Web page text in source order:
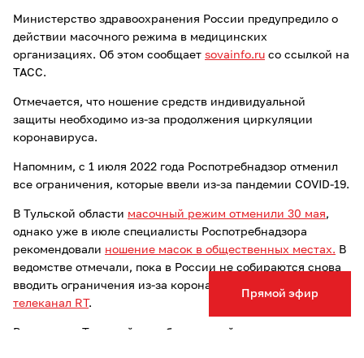
Прямой эфир
Министерство здравоохранения России предупредило о
действии масочного режима в медицинских
организациях. Об этом сообщает sovainfo.ru со ссылкой на
ТАСС.
Отмечается, что ношение средств индивидуальной
защиты необходимо из-за продолжения циркуляции
коронавируса.
Напомним, с 1 июля 2022 года Роспотребнадзор отменил
все ограничения, которые ввели из-за пандемии COVID-19.
В Тульской области масочный режим отменили 30 мая,
однако уже в июле специалисты Роспотребнадзора
рекомендовали ношение масок в общественных местах. В
ведомстве отмечали, пока в России не собираются снова
вводить ограничения из-за коронавируса,
телеканал RT.
В интервью Тульской службе новостей врач аллерголог-